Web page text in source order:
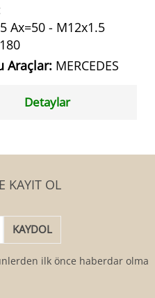
Ax=50 - M12x1.5
Araçlar: MERCEDES
Detaylar
KAYIT OL
ilk önce haberdar olmak